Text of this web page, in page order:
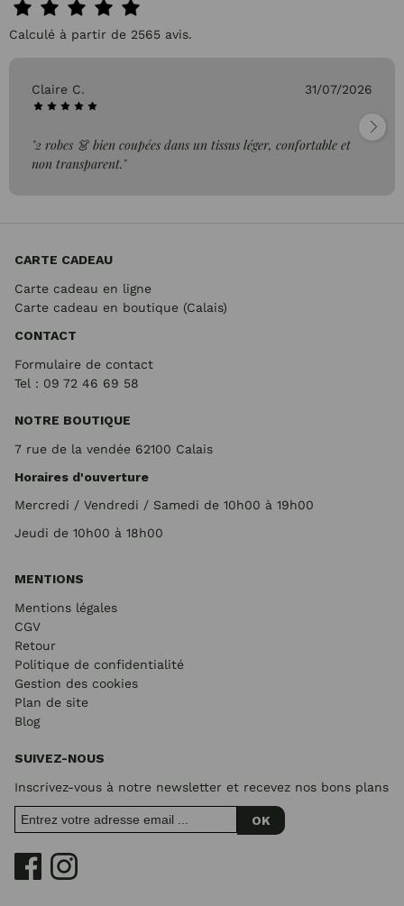
Calculé à partir de 2565 avis.
Claire C. 31/07/2026
"2 robes 👗 bien coupées dans un tissus léger, confortable et
non transparent."
CARTE CADEAU
Carte cadeau en ligne
Carte cadeau en boutique (Calais)
CONTACT
Formulaire de contact
Tel : 09 72 46 69 58
NOTRE BOUTIQUE
7 rue de la vendée 62100 Calais
Horaires d'ouverture
Mercredi / Vendredi / Samedi de 10h00 à 19h00
Jeudi de 10h00 à 18h00
MENTIONS
Mentions légales
CGV
Retour
Politique de confidentialité
Gestion des cookies
Plan de site
Blog
SUIVEZ-NOUS
Inscrivez-vous à notre newsletter et recevez nos bons plans
OK